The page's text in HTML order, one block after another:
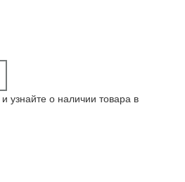
узнайте о наличии товара в